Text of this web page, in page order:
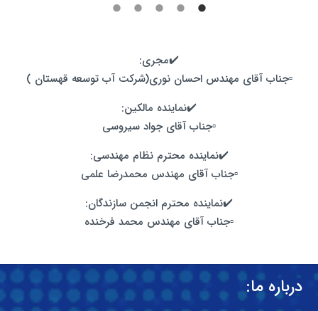
✔️مجری:
▫️جناب آقای مهندس احسان نوری(شرکت آب توسعه قهستان )
✔️نماینده مالکین:
▫️جناب آقای جواد سیروسی
✔️نماینده محترم نظام مهندسی:
▫️جناب آقای مهندس محمدرضا علمی
✔️نماینده محترم انجمن سازندگان:
▫️جناب آقای مهندس محمد فرخنده
درباره ما: